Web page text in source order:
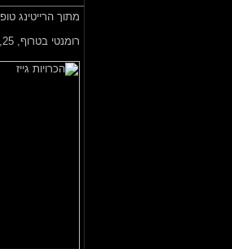
מתוך הרייטינג טופ 100 גייז:
רומנטי בטרוף, 25, רחובות